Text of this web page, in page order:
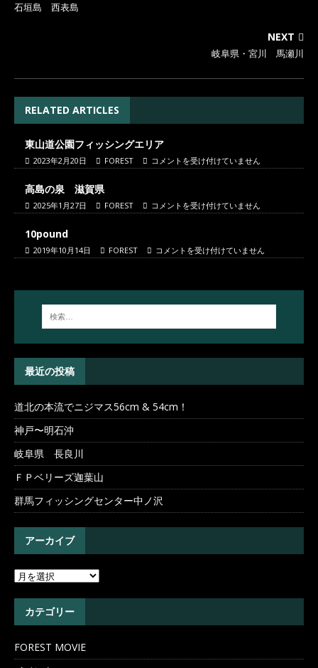
石垣島 西表島
NEXT
岐阜県・宮川 馬瀬川
RELATED ARTICLES
東山道公園フィッシングエリア
2023年2月20日 FOREST コメントを受け付けていません
高島の泉 滋賀県
2025年1月27日 FOREST コメントを受け付けていません
10pound
2019年10月14日 FOREST コメントを受け付けていません
最近の投稿
道北の本流でニジマス56cm & 54cm！
神戸〜明石沖
岐阜県 長良川
ＦＰベリーズ迦葉山
群馬フィッシングセンター中ノ沢
アーカイブ
カテゴリー
FOREST MOVIE